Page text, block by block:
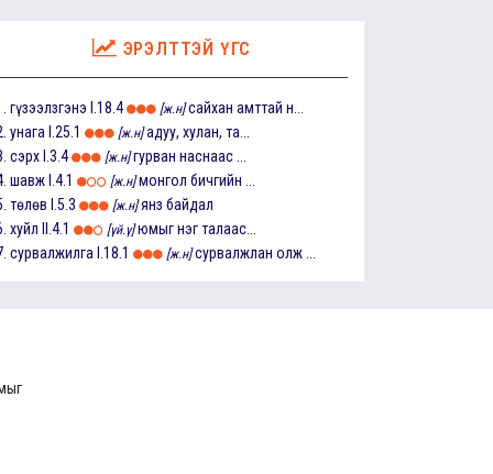
ЭРЭЛТТЭЙ ҮГС
гүзээлзгэнэ I.18.4 [ж.н] сайхан амттай н...
унага I.25.1 [ж.н] адуу, хулан, та...
сэрх I.3.4 [ж.н] гурван наснаас ...
шавж I.4.1 [ж.н] монгол бичгийн ...
төлөв I.5.3 [ж.н] янз байдал
хуйл II.4.1 [үй.ү] юмыг нэг талаас...
сурвалжилга I.18.1 [ж.н] сурвалжлан олж ...